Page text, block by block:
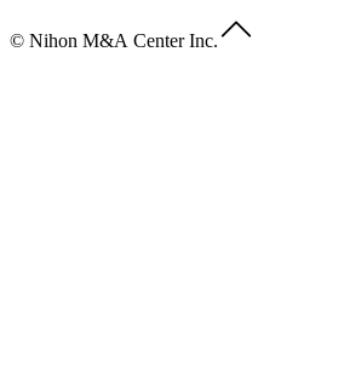
© Nihon M&A Center Inc.